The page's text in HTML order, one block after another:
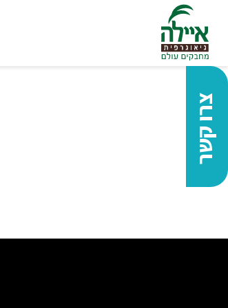
צרו קשר